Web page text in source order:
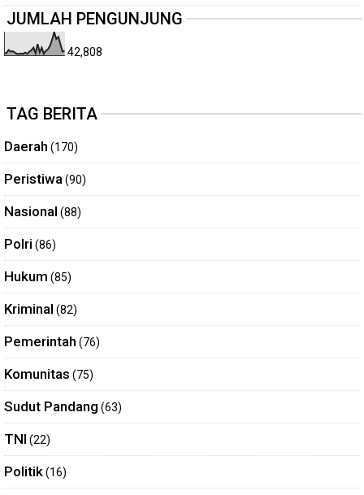
JUMLAH PENGUNJUNG
42,808
TAG BERITA
Daerah (170)
Peristiwa(90)
Nasional (88)
Polri (86)
Hukum (85)
Kriminal (82)
Pemerintah (76)
Komunitas (75)
Sudut Pandang (63)
TNI (22)
Politik(16)